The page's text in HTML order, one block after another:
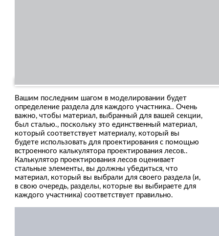
Вашим последним шагом в моделировании будет
определение раздела для каждого участника.. Очень
важно, чтобы материал, выбранный для вашей секции,
был сталью., поскольку это единственный материал,
который соответствует материалу, который вы
будете использовать для проектирования с помощью
встроенного калькулятора проектирования лесов..
Калькулятор проектирования лесов оценивает
стальные элементы, вы должны убедиться, что
материал, который вы выбрали для своего раздела (и,
в свою очередь, разделы, которые вы выбираете для
каждого участника) соответствует правильно.